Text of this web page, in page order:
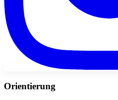
Orientierung